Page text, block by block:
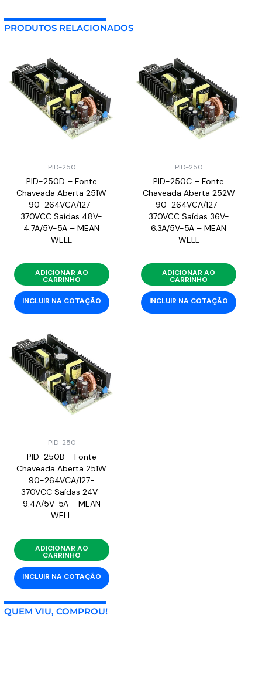
PRODUTOS RELACIONADOS
PID-250
PID-250D – Fonte
Chaveada Aberta 251W
90-264VCA/127-
370VCC Saídas 48V-
4.7A/5V-5A – MEAN
WELL
ADICIONAR AO
CARRINHO
INCLUIR NA COTAÇÃO
PID-250
PID-250C – Fonte
Chaveada Aberta 252W
90-264VCA/127-
370VCC Saídas 36V-
6.3A/5V-5A – MEAN
WELL
ADICIONAR AO
CARRINHO
INCLUIR NA COTAÇÃO
PID-250
PID-250B – Fonte
Chaveada Aberta 251W
90-264VCA/127-
370VCC Saídas 24V-
9.4A/5V-5A – MEAN
WELL
ADICIONAR AO
CARRINHO
INCLUIR NA COTAÇÃO
QUEM VIU, COMPROU!